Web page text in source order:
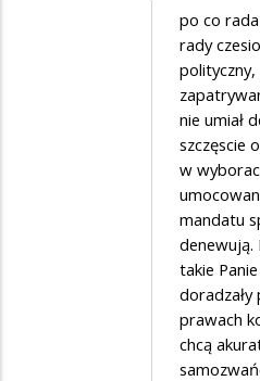
po co
rady
nie umiał
szczęscie
w
mandatu
denewują.
takie
prawach
chcą